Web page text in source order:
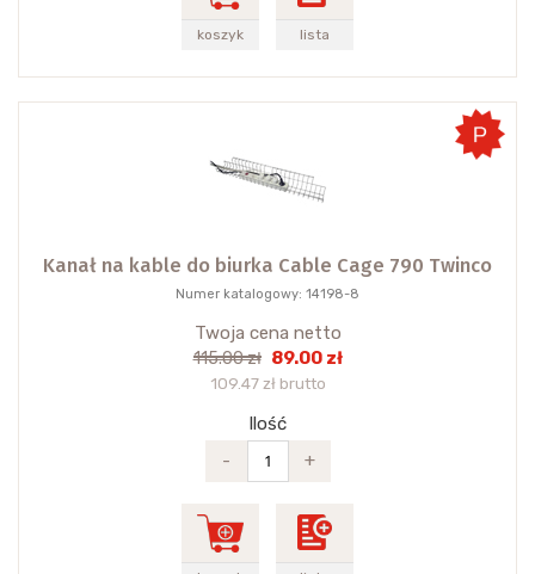
koszyk lista
Kanał na kable do biurka Cable Cage 790 Twinco
Numer katalogowy: 14198-8
Twoja cena netto
115.00 zł 89.00 zł
109.47 zł brutto
Ilość
-
+